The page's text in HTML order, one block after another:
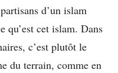
d’un islam
cet islam. Dans
c’est plutôt le
du terrain, comme en